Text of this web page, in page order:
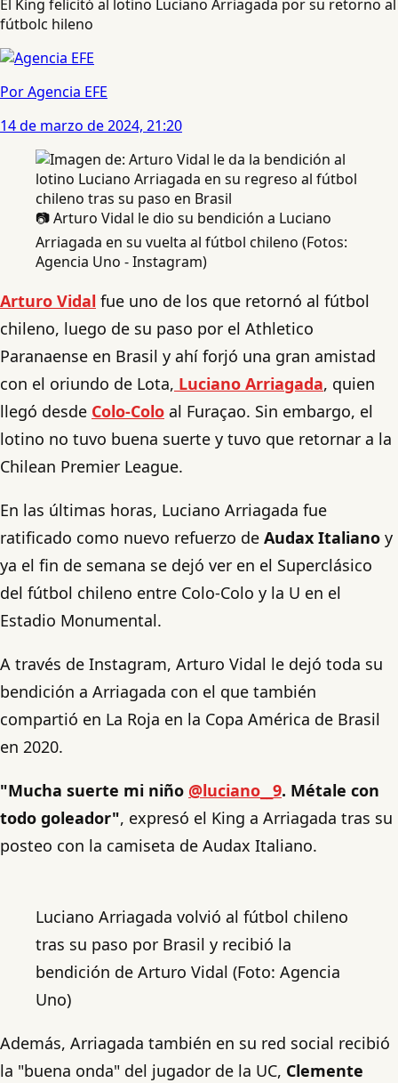
El King felicitó al lotino Luciano Arriagada por su retorno al
fútbolc hileno
Por Agencia EFE
14 de marzo de 2024, 21:20
📷 Arturo Vidal le dio su bendición a Luciano
Arriagada en su vuelta al fútbol chileno (Fotos:
Agencia Uno - Instagram)
Arturo Vidal fue uno de los que retornó al fútbol
chileno, luego de su paso por el Athletico
Paranaense en Brasil y ahí forjó una gran amistad
con el oriundo de Lota, Luciano Arriagada, quien
llegó desde Colo-Colo al Furaçao. Sin embargo, el
lotino no tuvo buena suerte y tuvo que retornar a la
Chilean Premier League.
En las últimas horas, Luciano Arriagada fue
ratificado como nuevo refuerzo de Audax Italiano y
ya el fin de semana se dejó ver en el Superclásico
del fútbol chileno entre Colo-Colo y la U en el
Estadio Monumental.
A través de Instagram, Arturo Vidal le dejó toda su
bendición a Arriagada con el que también
compartió en La Roja en la Copa América de Brasil
en 2020.
"Mucha suerte mi niño @luciano__9. Métale con
todo goleador", expresó el King a Arriagada tras su
posteo con la camiseta de Audax Italiano.
Luciano Arriagada volvió al fútbol chileno
tras su paso por Brasil y recibió la
bendición de Arturo Vidal (Foto: Agencia
Uno)
Además, Arriagada también en su red social recibió
la "buena onda" del jugador de la UC, Clemente